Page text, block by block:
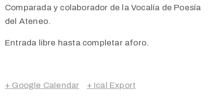
Comparada y colaborador de la Vocalía de Poesía
del Ateneo.
Entrada libre hasta completar aforo.
+ Google Calendar + Ical Export